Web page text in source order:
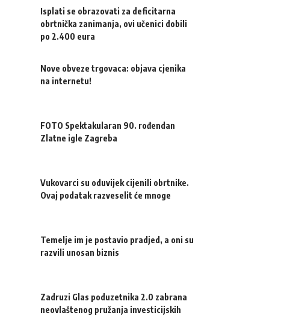
Isplati se obrazovati za deficitarna
obrtnička zanimanja, ovi učenici dobili
po 2.400 eura
Nove obveze trgovaca: objava cjenika
na internetu!
FOTO Spektakularan 90. rođendan
Zlatne igle Zagreba
Vukovarci su oduvijek cijenili obrtnike.
Ovaj podatak razveselit će mnoge
Temelje im je postavio pradjed, a oni su
razvili unosan biznis
Zadruzi Glas poduzetnika 2.0 zabrana
neovlaštenog pružanja investicijskih